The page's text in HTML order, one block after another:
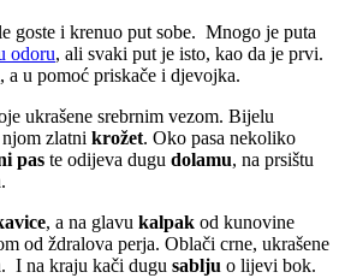
goste i krenuo put sobe. Mnogo je puta
odoru, ali svaki put je isto, kao da je prvi.
a u pomoć priskače i djevojka.
ukrašene srebrnim vezom. Bijelu
zlatni krožet. Oko pasa nekoliko
pas te odijeva dugu dolamu, na prsištu
, a na glavu kalpak od kunovine
od ždralova perja. Oblači crne, ukrašene
I na kraju kači dugu sablju o lijevi bok.